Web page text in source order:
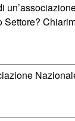
Settore?